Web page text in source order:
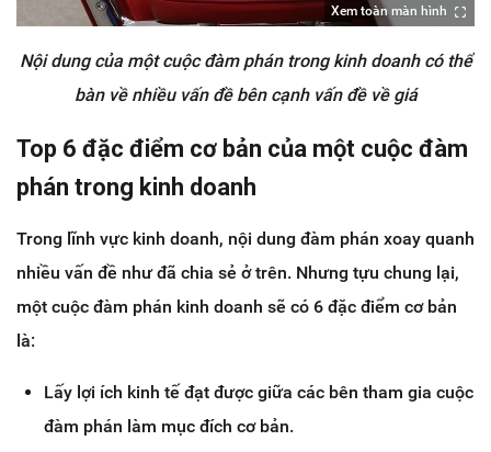
Xem toàn màn hình
Nội dung của một cuộc đàm phán trong kinh doanh có thể
bàn về nhiều vấn đề bên cạnh vấn đề về giá
Top 6 đặc điểm cơ bản của một cuộc đàm
phán trong kinh doanh
Trong lĩnh vực kinh doanh, nội dung đàm phán xoay quanh
nhiều vấn đề như đã chia sẻ ở trên. Nhưng tựu chung lại,
một cuộc đàm phán kinh doanh sẽ có 6 đặc điểm cơ bản
là:
Lấy lợi ích kinh tế đạt được giữa các bên tham gia cuộc
đàm phán làm mục đích cơ bản.